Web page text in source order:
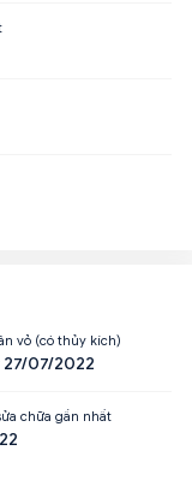
vỏ (có thủy kích)
07/2022
chữa gần nhất